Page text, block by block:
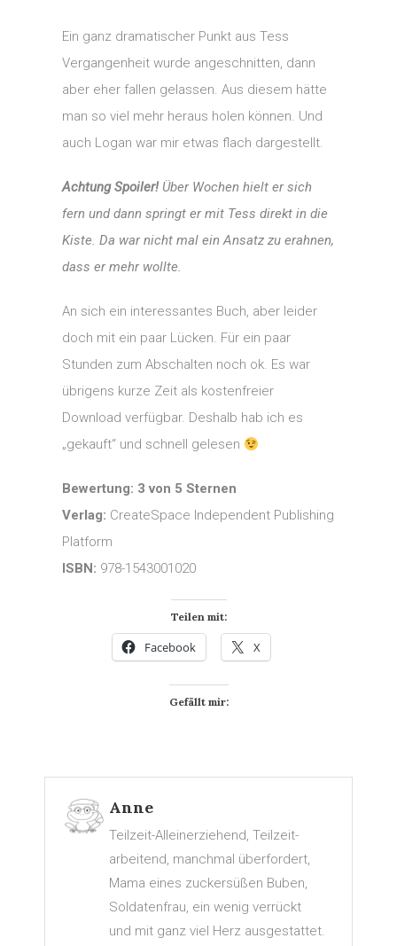
Ein ganz dramatischer Punkt aus Tess
Vergangenheit wurde angeschnitten, dann
aber eher fallen gelassen. Aus diesem hätte
man so viel mehr heraus holen können. Und
auch Logan war mir etwas flach dargestellt.
Achtung Spoiler! Über Wochen hielt er sich
fern und dann springt er mit Tess direkt in die
Kiste. Da war nicht mal ein Ansatz zu erahnen,
dass er mehr wollte.
An sich ein interessantes Buch, aber leider
doch mit ein paar Lücken. Für ein paar
Stunden zum Abschalten noch ok. Es war
übrigens kurze Zeit als kostenfreier
Download verfügbar. Deshalb hab ich es
„gekauft“ und schnell gelesen
Bewertung: 3 von 5 Sternen
Verlag: CreateSpace Independent Publishing
Platform
ISBN: 978-1543001020
Teilen mit:
Facebook X
Gefällt mir:
Anne
Teilzeit-Alleinerziehend, Teilzeit-
arbeitend, manchmal überfordert,
Mama eines zuckersüßen Buben,
Soldatenfrau, ein wenig verrückt
und mit ganz viel Herz ausgestattet.